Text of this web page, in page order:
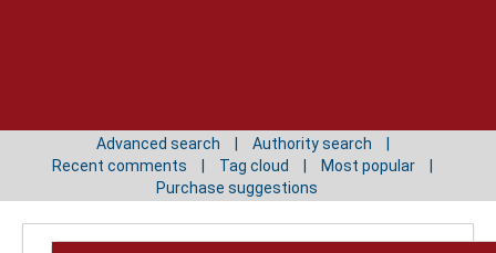
Advanced search
Authority search
Recent comments
Tag cloud
Most popular
Purchase suggestions